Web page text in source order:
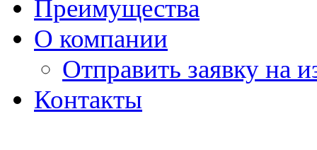
Преимущества
О компании
Отправить заявку на
Контакты